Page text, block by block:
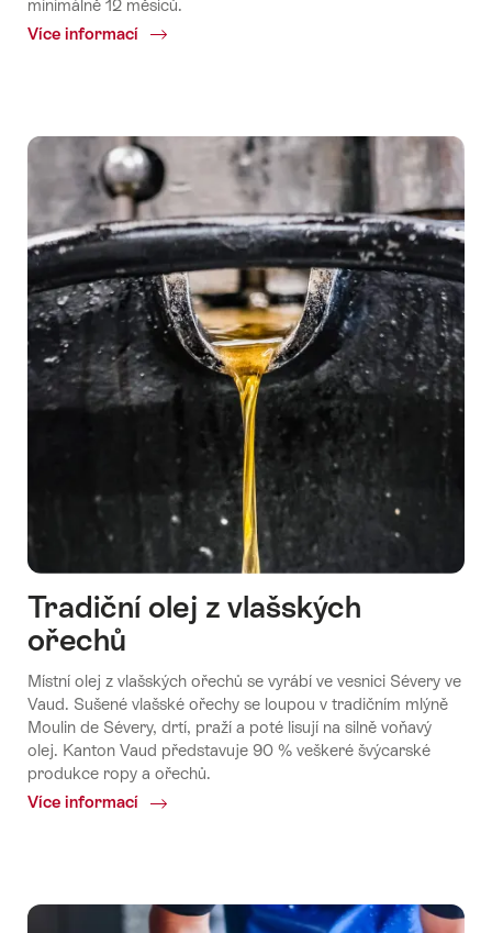
minimálně 12 měsíců.
Více informací
Common.Of
Tradiční olej z vlašských
ořechů
Místní olej z vlašských ořechů se vyrábí ve vesnici Sévery ve
Vaud. Sušené vlašské ořechy se loupou v tradičním mlýně
Moulin de Sévery, drtí, praží a poté lisují na silně voňavý
olej. Kanton Vaud představuje 90 % veškeré švýcarské
produkce ropy a ořechů.
Více informací
Common.Of
ořechů